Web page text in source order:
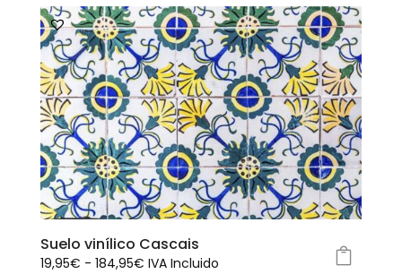
desde
29,95€
hasta
139,95€
tiene
múltiples
variantes.
Las
opciones
se
pueden
elegir
en
la
página
de
producto
Suelo vinílico Cascais
19,95€ - 184,95€Rango
IVA Incluido